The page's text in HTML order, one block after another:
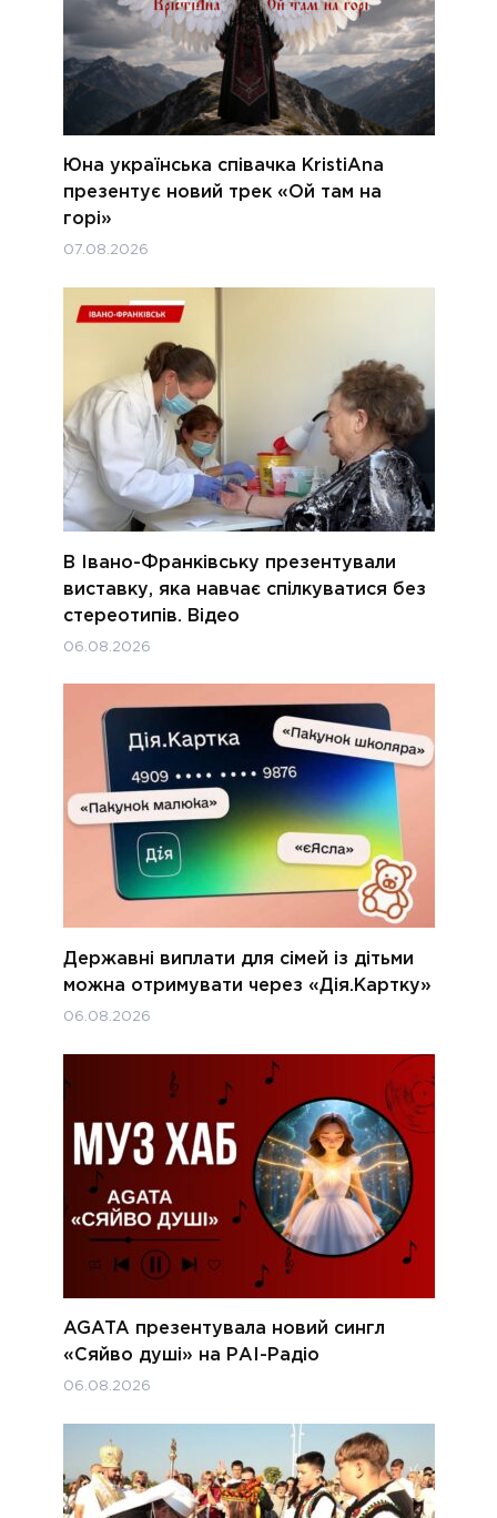
Юна українська співачка KristiAna
презентує новий трек «Ой там на
горі»
07.08.2026
В Івано-Франківську презентували
виставку, яка навчає спілкуватися без
стереотипів. Відео
06.08.2026
Державні виплати для сімей із дітьми
можна отримувати через «Дія.Картку»
06.08.2026
AGATA презентувала новий сингл
«Сяйво душі» на РАІ-Радіо
06.08.2026